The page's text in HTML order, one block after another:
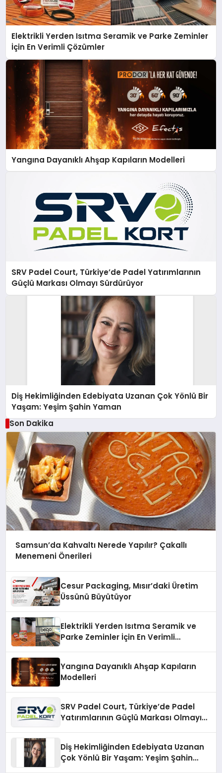
Elektrikli Yerden Isıtma Seramik ve Parke Zeminler
İçin En Verimli Çözümler
Yangına Dayanıklı Ahşap Kapıların Modelleri
SRV Padel Court, Türkiye’de Padel Yatırımlarının
Güçlü Markası Olmayı Sürdürüyor
Diş Hekimliğinden Edebiyata Uzanan Çok Yönlü Bir
Yaşam: Yeşim Şahin Yaman
Son Dakika
Samsun’da Kahvaltı Nerede Yapılır? Çakallı
Menemeni Önerileri
Cesur Packaging, Mısır’daki Üretim
Üssünü Büyütüyor
Elektrikli Yerden Isıtma Seramik ve
Parke Zeminler İçin En Verimli
Yangına Dayanıklı Ahşap Kapıların
Modelleri
SRV Padel Court, Türkiye’de Padel
Yatırımlarının Güçlü Markası Olmayı
Diş Hekimliğinden Edebiyata Uzanan
Çok Yönlü Bir Yaşam: Yeşim Şahin